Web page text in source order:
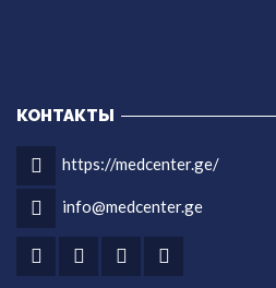
КОНТАКТЫ
https://medcenter.ge/
info@medcenter.ge